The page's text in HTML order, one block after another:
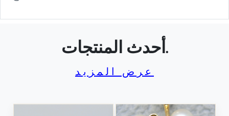
أحدث المنتجات.
عرض المزيد